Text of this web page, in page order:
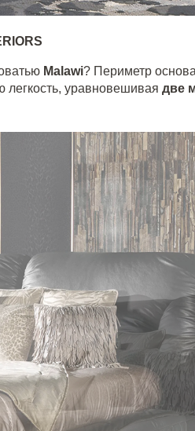
Malawi? Периметр
легкость, уравновешивая две